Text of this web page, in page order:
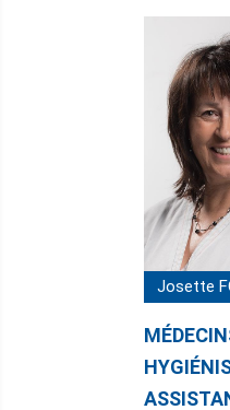
Josette